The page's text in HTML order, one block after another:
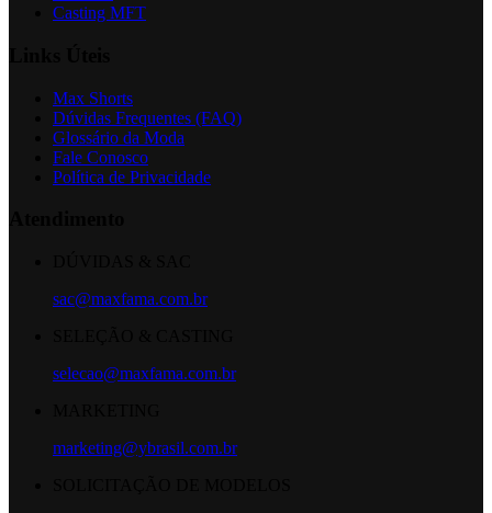
Casting MFT
Max Shorts
Dúvidas Frequentes (FAQ)
Glossário da Moda
Fale Conosco
Política de Privacidade
sac@maxfama.com.br
selecao@maxfama.com.br
marketing@ybrasil.com.br